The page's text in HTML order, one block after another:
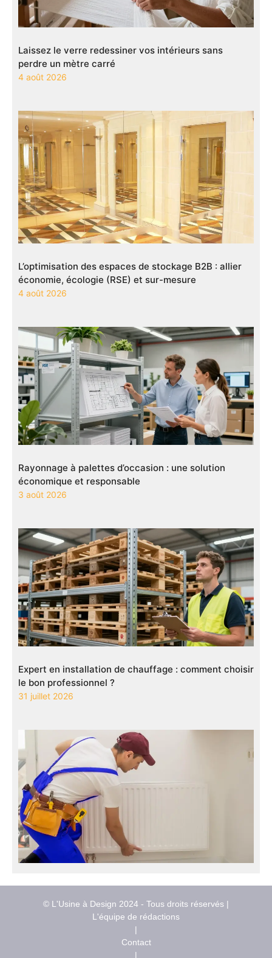
Laissez le verre redessiner vos intérieurs sans
perdre un mètre carré
4 août 2026
L’optimisation des espaces de stockage B2B : allier
économie, écologie (RSE) et sur-mesure
4 août 2026
Rayonnage à palettes d’occasion : une solution
économique et responsable
3 août 2026
Expert en installation de chauffage : comment choisir
le bon professionnel ?
31 juillet 2026
© L'Usine à Design 2024 - Tous droits réservés |
L'équipe de rédactions
|
Contact
|